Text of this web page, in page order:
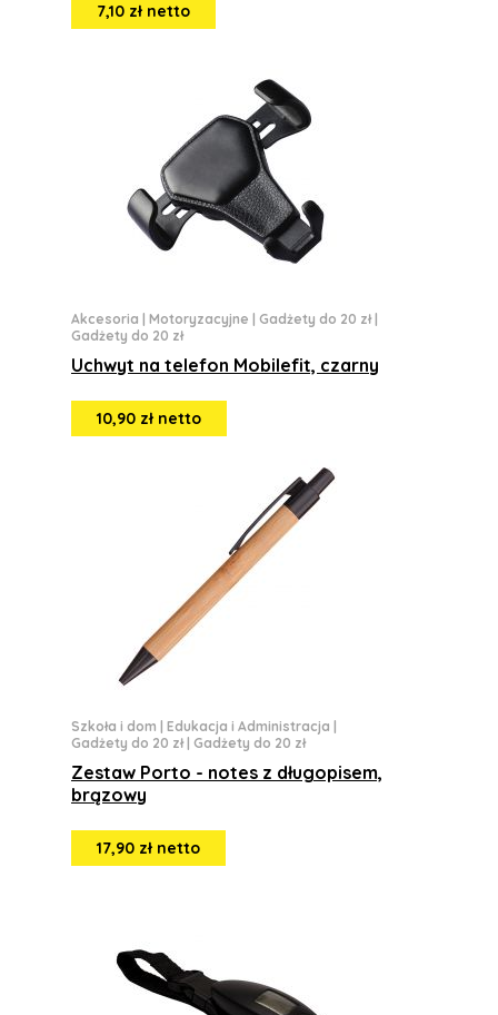
7,10 zł netto
Akcesoria Motoryzacyjne Gadżety do 20 zł|
Gadżety do 20 zł
Uchwyt na telefon Mobilefit, czarny
10,90 zł netto
Szkoła i dom Edukacja i Administracja
Gadżety do 20 zł| Gadżety do 20 zł
Zestaw Porto - notes z długopisem,
brązowy
17,90 zł netto